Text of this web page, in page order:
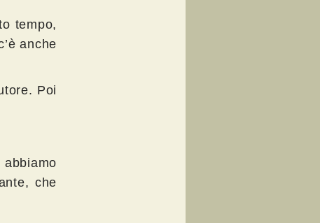
tempo,
anche
Poi
che